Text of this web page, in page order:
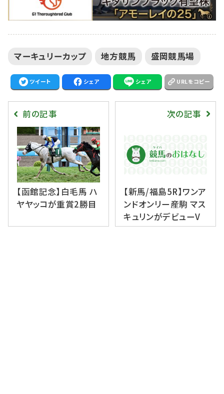
マーキュリーカップ 地方競馬 盛岡競馬場
ツイート シェア シェア URLをコピー
前の記事
【函館記念】白毛馬 ハ
ヤヤッコが重賞2勝目
次の記事
【新馬/福島5R】ワンア
ンドオンリー産駒 マス
キュリンがデビューV